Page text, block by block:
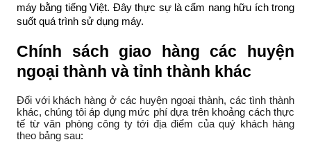
máy bằng tiếng Việt. Đây thực sự là cẩm nang hữu ích trong
suốt quá trình sử dụng máy.
Chính sách giao hàng các huyện
ngoại thành và tỉnh thành khác
Đối với khách hàng ở các huyện ngoại thành, các tình thành
khác, chúng tôi áp dụng mức phí dựa trên khoảng cách thực
tế từ văn phòng công ty tới địa điểm của quý khách hàng
theo bảng sau: